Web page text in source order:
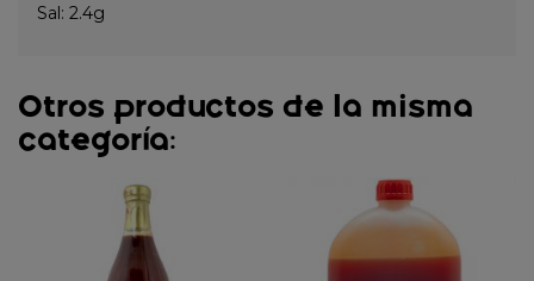
Sal: 2.4g
Otros productos de la misma
categoría: